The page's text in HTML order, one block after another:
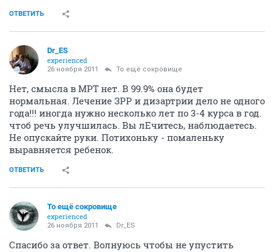
ОТВЕТИТЬ
Dr_ES
experienced
26 ноября 2011 То ещё сокровище
Нет, смысла в МРТ нет. В 99.9% она будет
нормальная. Лечение ЗРР и дизартрии дело не одного
года!!! иногда нужно несколько лет по 3-4 курса в год.
чтоб речь улучшилась. Вы лЕчитесь, наблюдаетесь.
Не опускайте руки. Потихоньку - помаленьку
выравняется ребенок.
ОТВЕТИТЬ
То ещё сокровище
experienced
26 ноября 2011 Dr_ES
Спасибо за ответ. Волнуюсь чтобы не упустить